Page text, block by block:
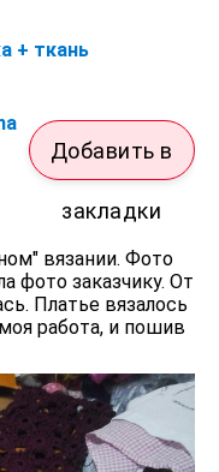
+ ткань
Добавить в
закладки
вязании. Фото
фото заказчику. От
Платье вязалось
работа, и пошив